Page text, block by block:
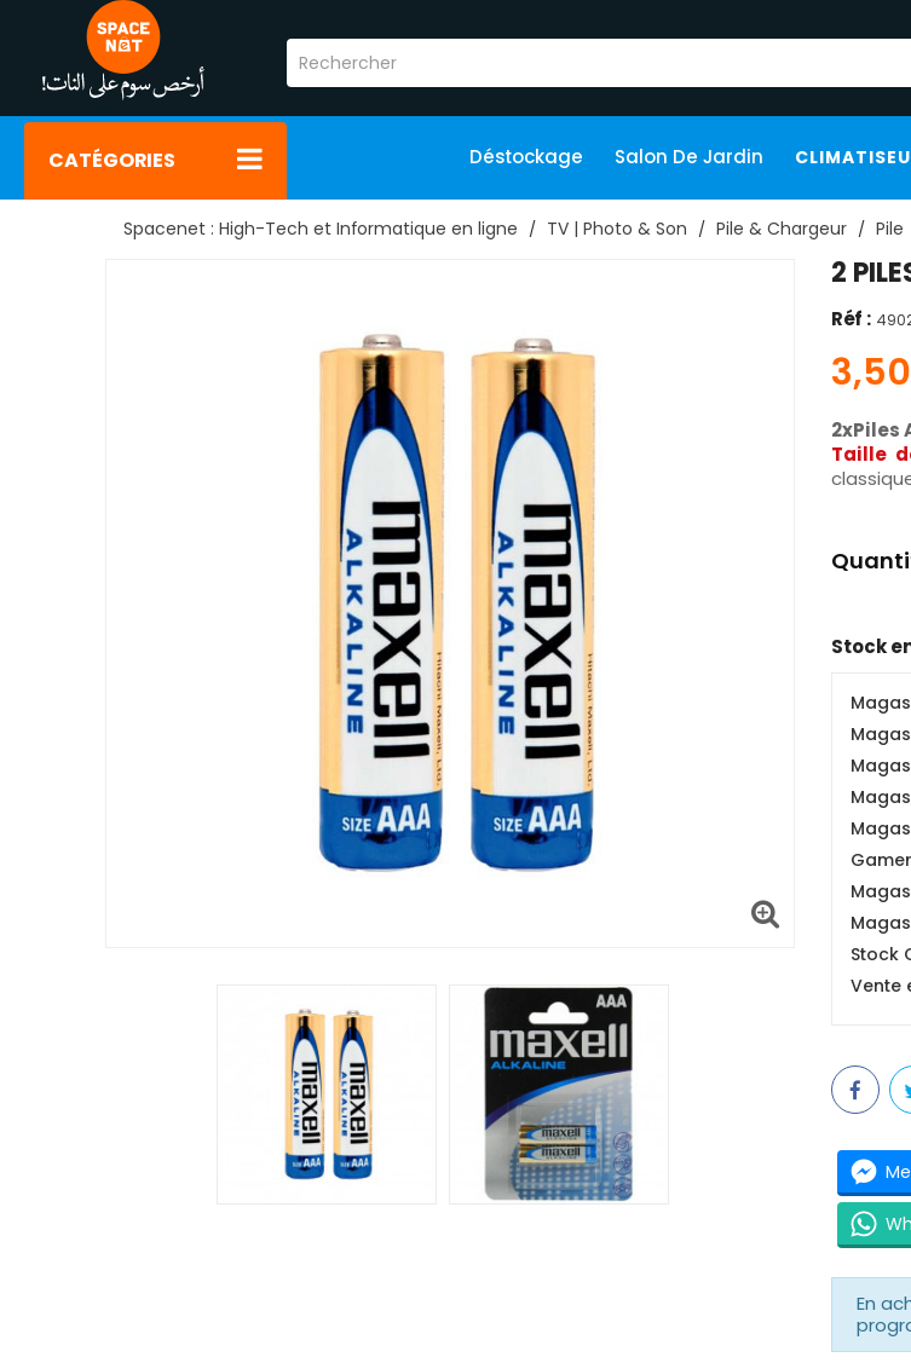
CATÉGORIES Déstockage Salon De Jardin
Spacenet : High-Tech et Informatique en ligne TV | Photo & Son Pile & Chargeur Pile
2
Réf :
2xPiles
Taille
Stock
Stock
Vente
En